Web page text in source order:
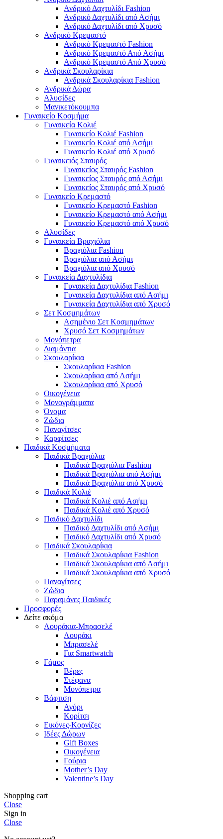
Ανδρικό Δαχτυλίδι Fashion
Ανδρικό Δαχτυλίδι από Ασήμι
Ανδρικό Δαχτυλίδι από Χρυσό
Ανδρικό Κρεμαστό
Ανδρικό Κρεμαστό Fashion
Ανδρικό Κρεμαστό Από Ασήμι
Ανδρικό Κρεμαστό Από Χρυσό
Ανδρικά Σκουλαρίκια
Ανδρικά Σκουλαρίκια Fashion
Ανδρικά Δώρα
Αλυσίδες
Μανικετόκουμπα
Γυναικείο Κοσμήμα
Γυναικεία Κολιέ
Γυναικείο Κολιέ Fashion
Γυναικείο Κολιέ από Ασήμι
Γυναικείο Κολιέ από Χρυσό
Γυναικειός Σταυρός
Γυναικείος Σταυρός Fashion
Γυναικείος Σταυρός από Ασήμι
Γυναικείος Σταυρός από Χρυσό
Γυναικείο Κρεμαστό
Γυναικείο Κρεμαστό Fashion
Γυναικείο Κρεμαστό από Ασήμι
Γυναικείο Κρεμαστό από Χρυσό
Αλυσίδες
Γυναικεία Βραχιόλια
Βραχιόλια Fashion
Βραχιόλια από Ασήμι
Βραχιόλια από Χρυσό
Γυναικεία Δαχτυλίδια
Γυναικεία Δαχτυλίδια Fashion
Γυναικεία Δαχτυλίδια από Ασήμι
Γυναικεία Δαχτυλίδια από Χρυσό
Σετ Κοσμημάτων
Ασημένιο Σετ Κοσμημάτων
Χρυσό Σετ Κοσμημάτων
Μονόπετρα
Διαμάντια
Σκουλαρίκια
Σκουλαρίκια Fashion
Σκουλαρίκια από Ασήμι
Σκουλαρίκια από Χρυσό
Οικογένεια
Μονογράμματα
Όνομα
Ζώδια
Παναγίτσες
Καρφίτσες
Παιδικά Κοσμήματα
Παιδικά Βραχιόλια
Παιδικά Βραχιόλια Fashion
Παιδικά Βραχιόλια από Ασήμι
Παιδικά Βραχιόλια από Χρυσό
Παιδικά Κολιέ
Παιδικά Κολιέ από Ασήμι
Παιδικά Κολιέ από Χρυσό
Παιδικό Δαχτυλίδι
Παιδικό Δαχτυλίδι από Ασήμι
Παιδικό Δαχτυλίδι από Χρυσό
Παιδικά Σκουλαρίκια
Παιδικά Σκουλαρίκια Fashion
Παιδικά Σκουλαρίκια από Ασήμι
Παιδικά Σκουλαρίκια από Χρυσό
Παναγίτσες
Ζώδια
Παραμάνες Παιδικές
Προσφορές
Δείτε ακόμα
Λουράκια-Μπρασελέ
Λουράκι
Μπρασελέ
Για Smartwatch
Γάμος
Βέρες
Στέφανα
Μονόπετρα
Βάφτιση
Αγόρι
Κορίτσι
Εικόνες-Κορνίζες
Ιδέες Δώρων
Gift Boxes
Οικογένεια
Γούρια
Mother’s Day
Valentine’s Day
Shopping cart
Close
Sign in
Close